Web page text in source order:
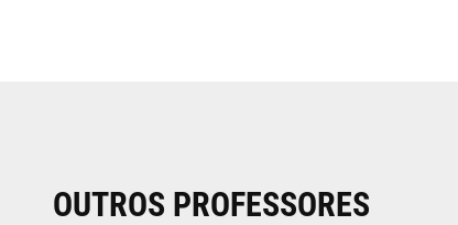
OUTROS PROFESSORES